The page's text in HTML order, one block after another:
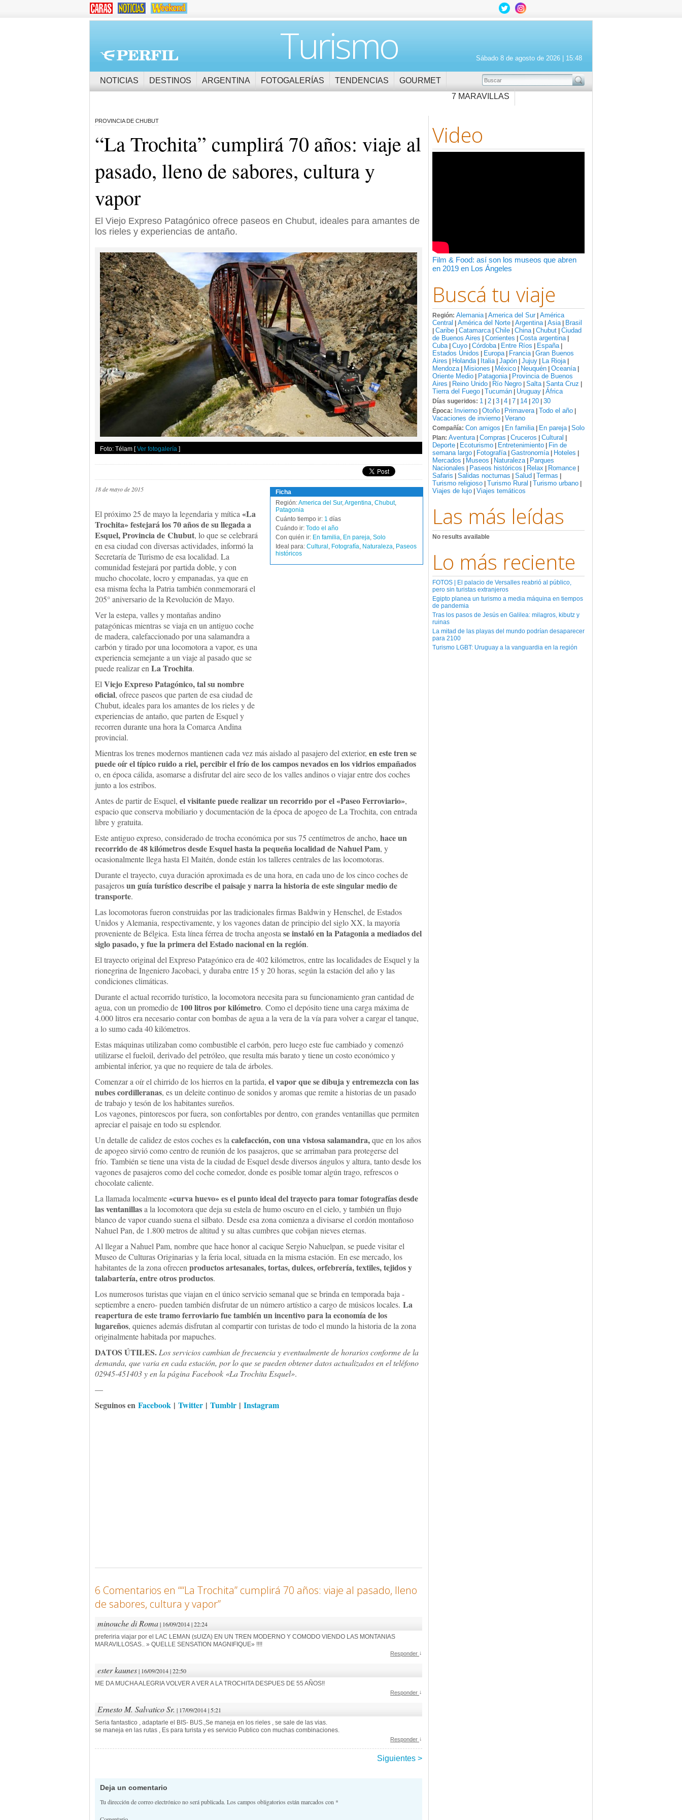
Sábado 8 de agosto de 2026 | 15:48
Turismo
BUSCAR
NOTICIAS DESTINOS ARGENTINA FOTOGALERÍAS TENDENCIAS
GOURMET
7 MARAVILLAS
Video
Film & Food: así son los museos que abren
en 2019 en Los Ángeles
Buscá tu viaje
Región: Alemania| America del Sur| América
Central
América del Norte Argentina| Asia| Brasil
Caribe Catamarca| Chile China| Chubut Ciudad
de Buenos Aires
Corrientes Costa argentina|
Cuba| Cuyo Córdoba| Entre Ríos España|
Estados Unidos Europa| Francia| Gran Buenos
Aires
Holanda| Italia| Japón Jujuy La Rioja|
Mendoza| Misiones México Neuquén Oceanía|
Oriente Medio Patagonia|
Provincia de Buenos
Aires
Reino Unido Río Negro Salta| Santa Cruz
Tierra del Fuego Tucumán Uruguay África
Días sugeridos: 1 2 3 4 7 14 20 30
Época: Invierno Otoño Primavera| Todo el año
Vacaciones de invierno Verano
Compañía: Con amigos En familia| En pareja| Solo
Plan: Aventura| Compras Cruceros Cultural
Deporte Ecoturismo Entretenimiento
Fin de
semana largo
Fotografía| Gastronomía| Hoteles
Mercados Museos Naturaleza|
Parques
Nacionales
Paseos históricos Relax Romance
Safaris Salidas nocturnas Salud Termas
Turismo religioso Turismo Rural Turismo urbano
Viajes de lujo Viajes temáticos
Las más leídas
No results available
Lo más reciente
FOTOS | El palacio de Versalles reabrió al público,
pero sin turistas extranjeros
Egipto planea un turismo a media máquina en tiempos
de pandemia
Tras los pasos de Jesús en Galilea: milagros, kibutz y
ruinas
La mitad de las playas del mundo podrían desaparecer
para 2100
Turismo LGBT: Uruguay a la vanguardia en la región
PROVINCIA DE CHUBUT
“La Trochita” cumplirá 70 años: viaje al
pasado, lleno de sabores, cultura y
vapor
El Viejo Expreso Patagónico ofrece paseos en Chubut, ideales para amantes de
los rieles y experiencias de antaño.
Foto: Télam [Ver fotogalería ]
Ficha
Región:America del Sur,Argentina, Chubut,
Patagonia
Cuánto tiempo ir: 1 días
Cuándo ir: Todo el año
Con quién ir: En familia, En pareja, Solo
Ideal para: Cultural , Fotografía, Naturaleza, Paseos
históricos
18 de mayo de 2015
El próximo 25 de mayo la legendaria y mítica «La
Trochita» festejará los 70 años de su llegada a
Esquel, Provincia de Chubut, lo que se celebrará
en esa ciudad con diversas actividades, informó la
Secretaría de Turismo de esa localidad. La
comunidad festejará por partida doble, y con
mucho chocolate, locro y empanadas, ya que en
esa misma fecha la Patria también conmemorará el
205° aniversario de la Revolución de Mayo.
Ver la estepa, valles y montañas andino
patagónicas mientras se viaja en un antiguo coche
de madera, calefaccionado por una salamandra a
carbón y tirado por una locomotora a vapor, es una
experiencia semejante a un viaje al pasado que se
puede realizar en La Trochita.
El Viejo Expreso Patagónico, tal su nombre
oficial, ofrece paseos que parten de esa ciudad de
Chubut, ideales para los amantes de los rieles y de
experiencias de antaño, que parten de Esquel y
recorren durante una hora la Comarca Andina
provincial.
Mientras los trenes modernos mantienen cada vez más aislado al pasajero del exterior, en este tren se
puede oír el típico ruido a riel, percibir el frío de los campos nevados en los vidrios empañados
o, en época cálida, asomarse a disfrutar del aire seco de los valles andinos o viajar entre dos coches
junto a los estribos.
Antes de partir de Esquel, el visitante puede realizar un recorrido por el «Paseo Ferroviario»,
espacio que conserva mobiliario y documentación de la época de apogeo de La Trochita, con entrada
libre y gratuita.
Este antiguo expreso, considerado de trocha económica por sus 75 centímetros de ancho, hace un
recorrido de 48 kilómetros desde Esquel hasta la pequeña localidad de Nahuel Pam, y
ocasionalmente llega hasta El Maitén, donde están los talleres centrales de las locomotoras.
Durante el trayecto, cuya duración aproximada es de una hora, en cada uno de los cinco coches de
pasajerosun guía turístico describe el paisaje y narra la historia de este singular medio de
transporte.
Las locomotoras fueron construidas por las tradicionales firmas Baldwin y Henschel, de Estados
Unidos y Alemania, respectivamente, y los vagones datan de principio del siglo XX, la mayoría
proveniente de Bélgica. Esta línea férrea de trocha angosta se instaló en la Patagonia a mediados del
siglo pasado, y fue la primera del Estado nacional en la región.
El trayecto original del Expreso Patagónico era de 402 kilómetros, entre las localidades de Esquel y la
rionegrina de Ingeniero Jacobaci, y duraba entre 15 y 20 horas, según la estación del año y las
condiciones climáticas.
Durante el actual recorrido turístico, la locomotora necesita para su funcionamiento gran cantidad de
agua, con un promedio de 100 litros por kilómetro. Como el depósito tiene una carga máxima de
4.000 litros era necesario contar con bombas de agua a la vera de la vía para volver a cargar el tanque,
a lo sumo cada 40 kilómetros.
Estas máquinas utilizaban como combustible el carbón, pero luego este fue cambiado y comenzó
utilizarse el fueloil, derivado del petróleo, que resulta más barato y tiene un costo económico y
ambiental inferior, ya que no requiere de tala de árboles.
Comenzar a oír el chirrido de los hierros en la partida, el vapor que se dibuja y entremezcla con las
nubes cordilleranas, es un deleite continuo de sonidos y aromas que remite a historias de un pasado
de trabajo y tesón de los habitantes sureños.
Los vagones, pintorescos por fuera, son confortables por dentro, con grandes ventanillas que permiten
apreciar el paisaje en todo su esplendor.
Un detalle de calidez de estos coches es la calefacción, con una vistosa salamandra,que en los años
de apogeo sirvió como centro de reunión de los pasajeros, que se arrimaban para protegerse del
frío. También se tiene una vista de la ciudad de Esquel desde diversos ángulos y altura, tanto desde los
vagones de pasajeros como del coche comedor, donde es posible tomar algún trago, refrescos o
chocolate caliente.
La llamada localmente«curva huevo» es el punto ideal del trayecto para tomar fotografías desde
las ventanillasa la locomotora que deja su estela de humo oscuro en el cielo, y también un flujo
blanco de vapor cuando suena el silbato. Desde esa zona comienza a divisarse el cordón montañoso
Nahuel Pan, de 1.800 metros de altitud y su altas cumbres que cobijan nieves eternas.
Al llegar a Nahuel Pam, nombre que hace honor al cacique Sergio Nahuelpan, se puede visitar el
Museo de Culturas Originarias y la feria local, situada en la misma estación. En ese mercado, los
habitantes de la zona ofrecen productos artesanales, tortas, dulces, orfebrería, textiles, tejidos y
talabartería, entre otros productos.
Los numerosos turistas que viajan en el único servicio semanal que se brinda en temporada baja -
septiembre a enero- pueden también disfrutar de un número artístico a cargo de músicos locales. La
reapertura de este tramo ferroviario fue también un incentivo para la economía de los
lugareños, quienes además disfrutan al compartir con turistas de todo el mundo la historia de la zona
originalmente habitada por mapuches.
DATOS ÚTILES. Los servicios cambian de frecuencia y eventualmente de horarios conforme de la
demanda, que varia en cada estación, por lo que se pueden obtener datos actualizados en el teléfono
02945-451403 y en la página Facebook «La Trochita Esquel».
—
Seguinos en Facebook | Twitter | Tumblr | Instagram
6 Comentarios en ““La Trochita” cumplirá 70 años: viaje al pasado, lleno
de sabores, cultura y vapor”
minouche di Roma| 16/09/2014 | 22:24
preferiria viajar por el LAC LEMAN (sUIZA) EN UN TREN MODERNO Y COMODO VIENDO LAS MONTANIAS
MARAVILLOSAS.. » QUELLE SENSATION MAGNIFIQUE» !!!!
Responder ↓
ester kaunes| 16/09/2014 | 22:50
ME DA MUCHA ALEGRIA VOLVER A VER A LA TROCHITA DESPUES DE 55 AÑOS!!
Responder ↓
Ernesto M. Salvatico Sr. | 17/09/2014 | 5:21
Seria fantastico , adaptarle el BIS- BUS.,Se maneja en los rieles , se sale de las vias.
se maneja en las rutas , Es para turista y es servicio Publico con muchas combinaciones.
Responder ↓
Siguientes >
Deja un comentario
Tu dirección de correo electrónico no será publicada. Los campos obligatorios están marcados con *